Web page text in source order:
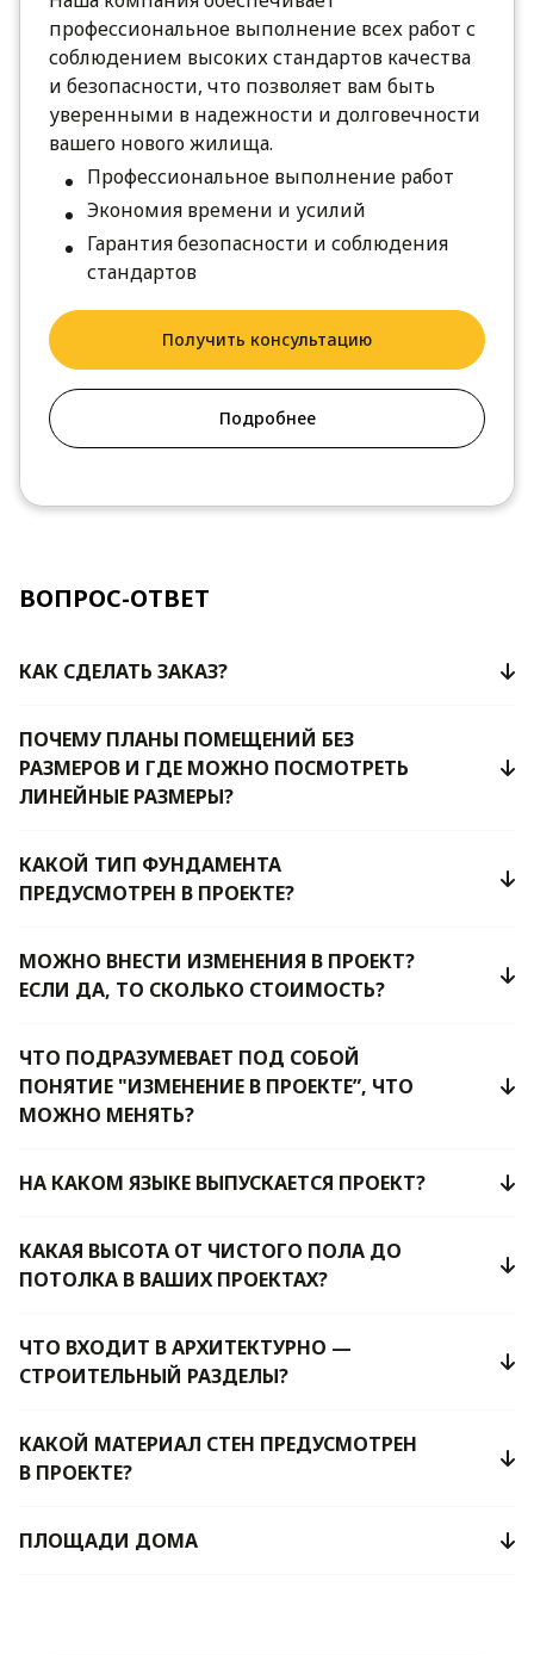
профессиональное выполнение всех работ с
соблюдением высоких стандартов качества
и безопасности, что позволяет вам быть
уверенными в надежности и долговечности
вашего нового жилища.
Профессиональное выполнение работ
Экономия времени и усилий
Гарантия безопасности и соблюдения
стандартов
Получить консультацию
Подробнее
ВОПРОС-ОТВЕТ
КАК СДЕЛАТЬ ЗАКАЗ?
ПОЧЕМУ ПЛАНЫ ПОМЕЩЕНИЙ БЕЗ
РАЗМЕРОВ И ГДЕ МОЖНО ПОСМОТРЕТЬ
ЛИНЕЙНЫЕ РАЗМЕРЫ?
КАКОЙ ТИП ФУНДАМЕНТА
ПРЕДУСМОТРЕН В ПРОЕКТЕ?
МОЖНО ВНЕСТИ ИЗМЕНЕНИЯ В ПРОЕКТ?
ЕСЛИ ДА, ТО СКОЛЬКО СТОИМОСТЬ?
ЧТО ПОДРАЗУМЕВАЕТ ПОД СОБОЙ
ПОНЯТИЕ "ИЗМЕНЕНИЕ В ПРОЕКТЕ”, ЧТО
МОЖНО МЕНЯТЬ?
НА КАКОМ ЯЗЫКЕ ВЫПУСКАЕТСЯ ПРОЕКТ?
КАКАЯ ВЫСОТА ОТ ЧИСТОГО ПОЛА ДО
ПОТОЛКА В ВАШИХ ПРОЕКТАХ?
ЧТО ВХОДИТ В АРХИТЕКТУРНО —
СТРОИТЕЛЬНЫЙ РАЗДЕЛЫ?
КАКОЙ МАТЕРИАЛ СТЕН ПРЕДУСМОТРЕН
В ПРОЕКТЕ?
ПЛОЩАДИ ДОМА